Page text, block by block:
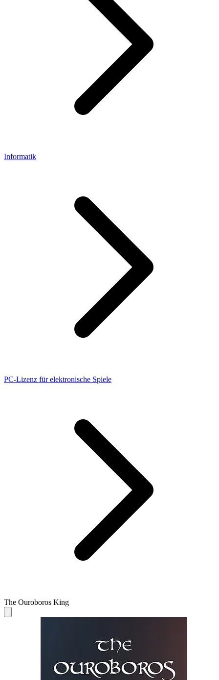
Informatik
PC-Lizenz für elektronische Spiele
The Ouroboros King